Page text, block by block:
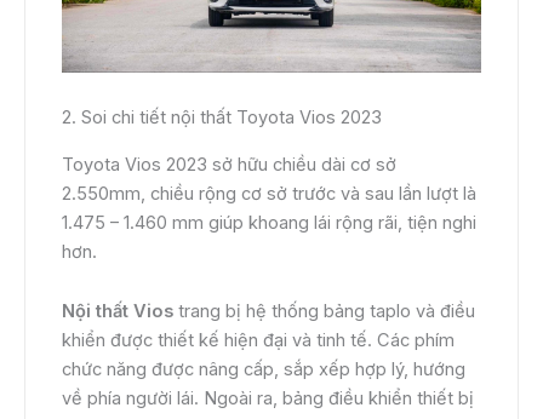
2. Soi chi tiết nội thất Toyota Vios 2023
Toyota Vios 2023 sở hữu chiều dài cơ sở
2.550mm, chiều rộng cơ sở trước và sau lần lượt là
1.475 – 1.460 mm giúp khoang lái rộng rãi, tiện nghi
hơn.
Nội thất Vios trang bị hệ thống bảng taplo và điều
khiển được thiết kế hiện đại và tinh tế. Các phím
chức năng được nâng cấp, sắp xếp hợp lý, hướng
về phía người lái. Ngoài ra, bảng điều khiển thiết bị